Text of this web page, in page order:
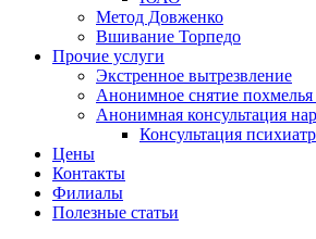
Метод Довженко
Вшивание Торпедо
Прочие услуги
Экстренное вытрезвление
Анонимное снятие
Анонимная консультация
Консультация
Цены
Контакты
Филиалы
Полезные статьи